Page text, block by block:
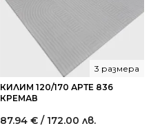
КИЛИМ 120/170 АРТЕ 836
КРЕМАВ
3 размера
87.94 € / 172.00 лв.